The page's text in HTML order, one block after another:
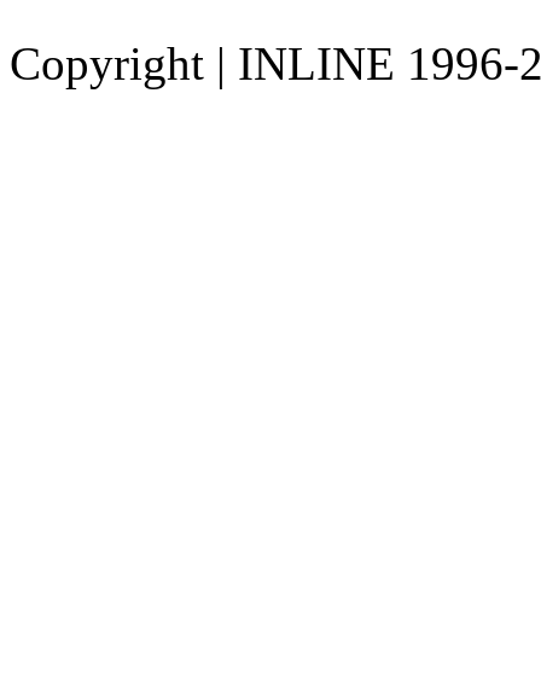
Copyright | INLINE 1996-